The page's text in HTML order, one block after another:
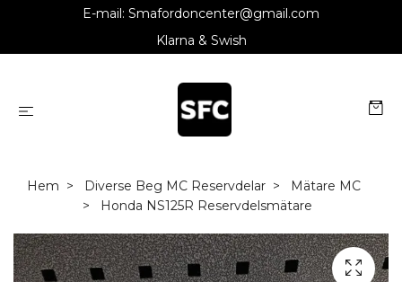
E-mail: Smafordoncenter@gmail.com
Klarna & Swish
Hem Diverse Beg MC Reservdelar
Mätare MC
Honda NS125R Reservdelsmätare